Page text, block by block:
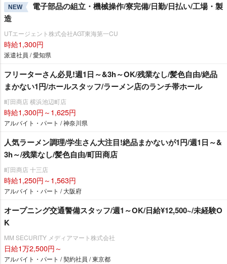
NEW
電子部品の組立・機械操作/寮完備/日勤/日払い/工場・製
造
UTエージェント株式会社AGT東海第一CU
時給1,300円
派遣社員 / 愛知県
フリーターさん必見!週1日～&3h～OK/残業なし/髪色自由/絶品
まかない1円/ホールスタッフ/ラーメン店のランチ帯ホール
町田商店 横浜池辺町店
時給1,300円～1,625円
アルバイト・パート / 神奈川県
人気ラーメン調理/学生さん大注目!絶品まかないが1円/週1日～&
3h～/残業なし/髪色自由/町田商店
町田商店 十三店
時給1,250円～1,563円
アルバイト・パート / 大阪府
オープニング交通警備スタッフ/週1～OK/日給¥12,500~/未経験O
K
MM SECURITY メディアマート株式会社
日給1万2,500円～
アルバイト・パート / 契約社員 / 東京都